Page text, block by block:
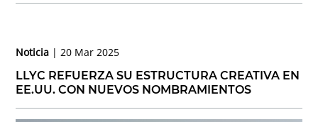
Noticia
20 Mar 2025
LLYC REFUERZA SU ESTRUCTURA CREATIVA EN
EE.UU. CON NUEVOS NOMBRAMIENTOS